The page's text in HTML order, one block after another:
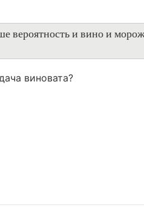
вероятность и вино и
виновата?